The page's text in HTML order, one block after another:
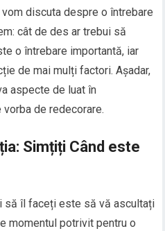
discuta despre o întrebare
cât de des ar trebui să
o întrebare importantă, iar
de mai mulți factori. Așadar,
aspecte de luat în
de redecorare.
Simțiți Când este
să îl faceți este să vă ascultați
momentul potrivit pentru o